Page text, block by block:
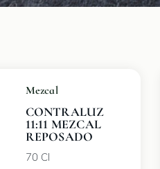
Mezcal
CONTRALUZ
11:11 MEZCAL
REPOSADO
70 Cl